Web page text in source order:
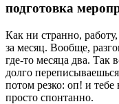
подготовка
Как ни странно,
за месяц. Вообще,
где-то месяца два. Так
долго
потом резко: оп! и
просто спонтанно.